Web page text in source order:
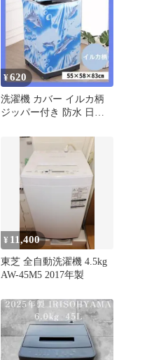
¥620
洗濯機 カバー イルカ柄
ジッパー付き 防水 日除
¥ 11,400
東芝 全自動洗濯機 4.5kg
AW-45M5 2017年製